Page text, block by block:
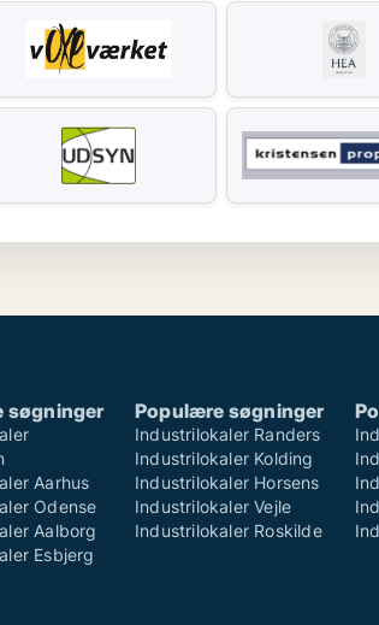
søgninger
Aarhus
Odense
Aalborg
Esbjerg
Populære søgninger
Industrilokaler Randers
Industrilokaler Kolding
Industrilokaler Horsens
Industrilokaler Vejle
Industrilokaler Roskilde